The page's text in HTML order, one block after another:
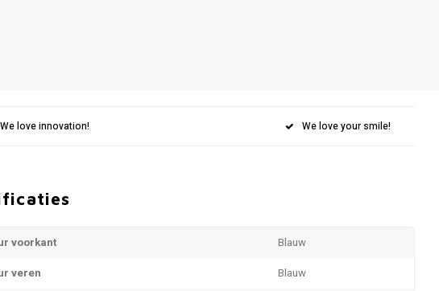
We love innovation! We love your smile!
voorkant
Blauw
veren
Blauw